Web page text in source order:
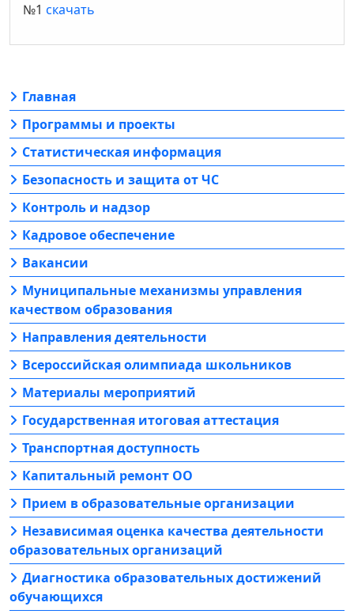
Главная
Программы и проекты
Статистическая информация
Безопасность и защита от ЧС
Контроль и надзор
Кадровое обеспечение
Вакансии
Муниципальные механизмы управления
качеством образования
Направления деятельности
Всероссийская олимпиада школьников
Материалы мероприятий
Государственная итоговая аттестация
Транспортная доступность
Капитальный ремонт ОО
Прием в образовательные организации
Независимая оценка качества деятельности
образовательных организаций
Диагностика образовательных достижений
обучающихся
№1 скачать